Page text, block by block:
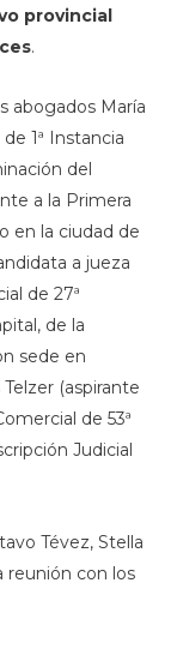
provincial
.
abogados María
1ª Instancia
del
a la Primera
en la ciudad de
a jueza
de 27ª
de la
sede en
(aspirante
de 53ª
Judicial
Tévez, Stella
reunión con los